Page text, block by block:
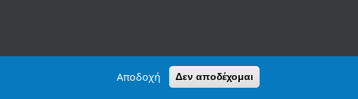
Αποδοχή Δεν αποδέχομαι